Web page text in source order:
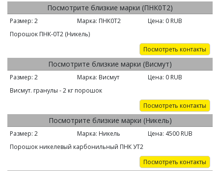
Посмотрите близкие марки (ПНК0Т2)
Размер: 2 Марка: ПНК0Т2 Цена: 0 RUB
Порошок ПНК-0Т2 (Никель)
Посмотреть контакты
Посмотрите близкие марки (Висмут)
Размер: 2 Марка: Висмут Цена: 0 RUB
Висмут. гранулы - 2 кг порошок
Посмотреть контакты
Посмотрите близкие марки (Никель)
Размер: 2 Марка: Никель Цена: 4500 RUB
Порошок никелевый карбонильный ПНК УТ2
Посмотреть контакты